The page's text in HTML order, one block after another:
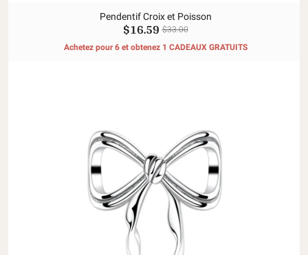
Pendentif Croix et Poisson
$16.59 $33.00
Achetez pour 6 et obtenez 1 CADEAUX GRATUITS